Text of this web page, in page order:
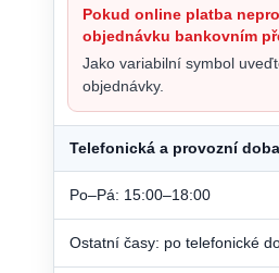
Pokud online platba
objednávku bankovním
Jako variabilní symbol
objednávky.
Telefonická a provozní doba
Po–Pá: 15:00–18:00
Ostatní časy: po telefonické